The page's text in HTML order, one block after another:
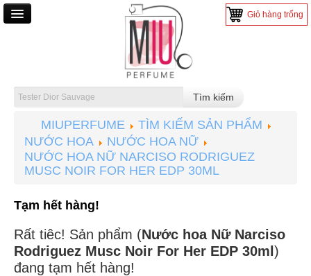
Giỏ hàng trống
NƯỚC HOA NAM
NƯỚC HOA NỮ
NƯỚC HOA MINI
MỸ PHẨM
SON MÔI
TRANG ĐIỂM
MIUPERFUME
TÌM KIẾM SẢN PHẨM
NƯỚC HOA
NƯỚC HOA NỮ
NƯỚC HOA NỮ NARCISO RODRIGUEZ
MUSC NOIR FOR HER EDP 30ML
Tạm hết hàng!
Rất tiêc! Sản phẩm (Nước hoa Nữ Narciso
Rodriguez Musc Noir For Her EDP 30ml )
đang tạm hết hàng!